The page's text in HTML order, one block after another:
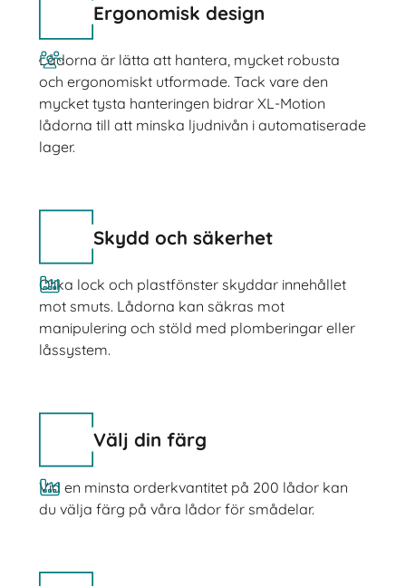
Ergonomisk design
Lådorna är lätta att hantera, mycket robusta
och ergonomiskt utformade. Tack vare den
mycket tysta hanteringen bidrar XL-Motion
lådorna till att minska ljudnivån i automatiserade
lager.
Skydd och säkerhet
Olika lock och plastfönster skyddar innehållet
mot smuts. Lådorna kan säkras mot
manipulering och stöld med plomberingar eller
låssystem.
Välj din färg
Vid en minsta orderkvantitet på 200 lådor kan
du välja färg på våra lådor för smådelar.